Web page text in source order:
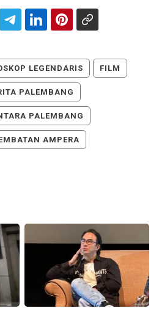
LEGENDARIS FILM
PALEMBANG
PALEMBANG
AMPERA